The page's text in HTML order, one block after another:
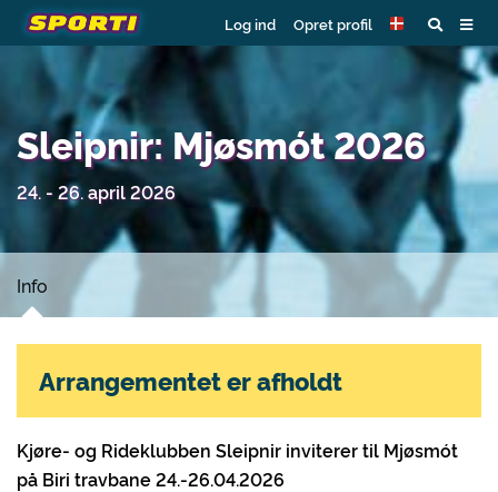
Log ind Opret profil
Sleipnir: Mjøsmót 2026
24. - 26. april 2026
Info
Kjøre- og Rideklubben Sleipnir inviterer til Mjøsmót
på Biri travbane 24.-26.04.2026
Arrangementet er afholdt